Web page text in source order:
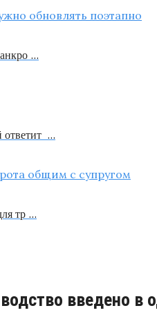
…
…
тр …
введено